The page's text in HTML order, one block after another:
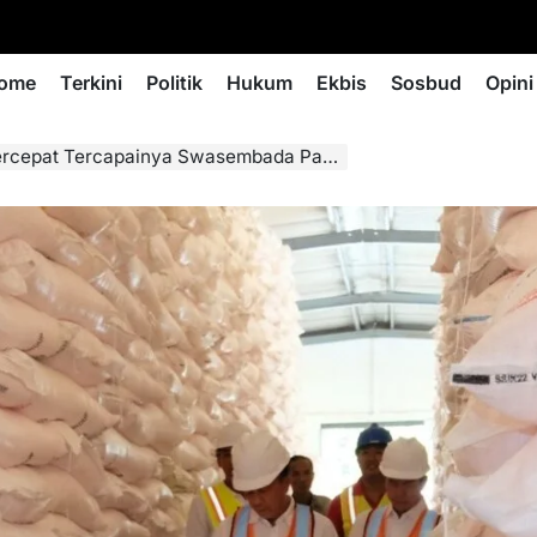
Terkini Politik Hukum Ekbis Sosbud Opini
Swasembada Pangan Indonesia